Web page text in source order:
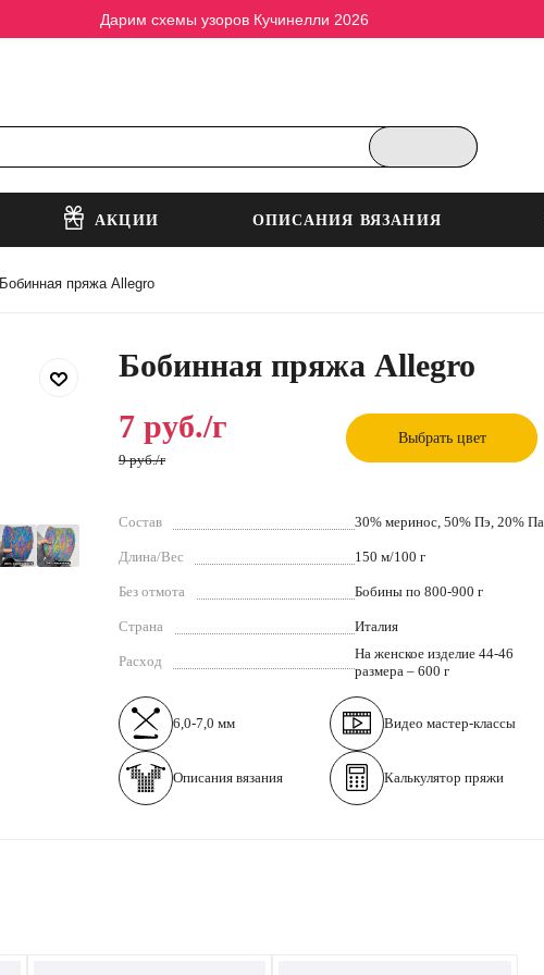
Дарим схемы узоров Кучинелли 2026
АКЦИИ ОПИСАНИЯ ВЯЗАНИЯ
Бобинная пряжа Allegro
Бобинная пряжа Allegro
7 руб./г
9руб./г
Выбрать цвет
Состав 30% меринос, 50% Пэ, 20% Па
Длина/Вес 150 м/100 г
Без отмота Бобины по 800-900 г
Страна Италия
Расход
На женское изделие 44-46
размера – 600 г
6,0-7,0 мм Видео мастер-классы
Описания вязания Калькулятор пряжи